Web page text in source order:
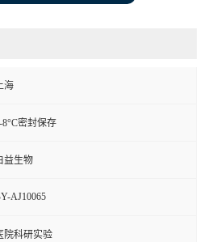
海
8°C密封保存
益生物
AJ10065
院科研实验